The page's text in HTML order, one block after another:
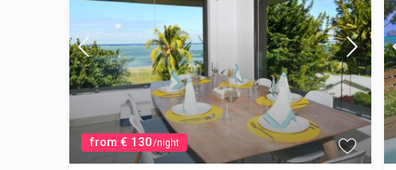
from € 130/night